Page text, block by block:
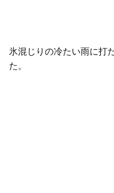
氷混じりの冷たい雨に打
た。